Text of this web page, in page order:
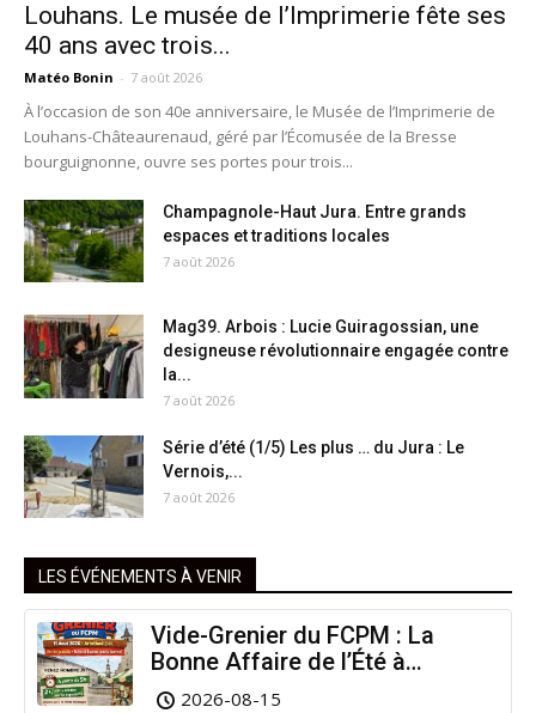
Louhans. Le musée de l’Imprimerie fête ses
40 ans avec trois...
Matéo Bonin - 7 août 2026
À l’occasion de son 40e anniversaire, le Musée de l’Imprimerie de
Louhans-Châteaurenaud, géré par l’Écomusée de la Bresse
bourguignonne, ouvre ses portes pour trois...
Champagnole-Haut Jura. Entre grands
espaces et traditions locales
7 août 2026
Mag39. Arbois : Lucie Guiragossian, une
designeuse révolutionnaire engagée contre
la...
7 août 2026
Série d’été (1/5) Les plus … du Jura : Le
Vernois,...
7 août 2026
LES ÉVÉNEMENTS À VENIR
Vide-Grenier du FCPM : La
Bonne Affaire de l’Été à
Arinthod !
2026-08-15